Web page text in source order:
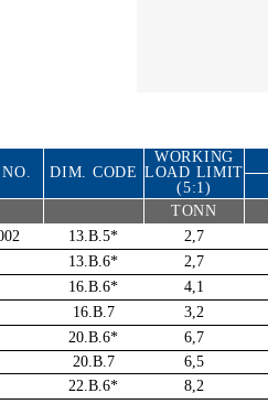
DIM. CODE
WORKING
LOAD LIMIT
(5:1)
TONN
13.B.5* 2,7
13.B.6* 2,7
16.B.6* 4,1
16.B.7 3,2
20.B.6* 6,7
20.B.7 6,5
22.B.6* 8,2